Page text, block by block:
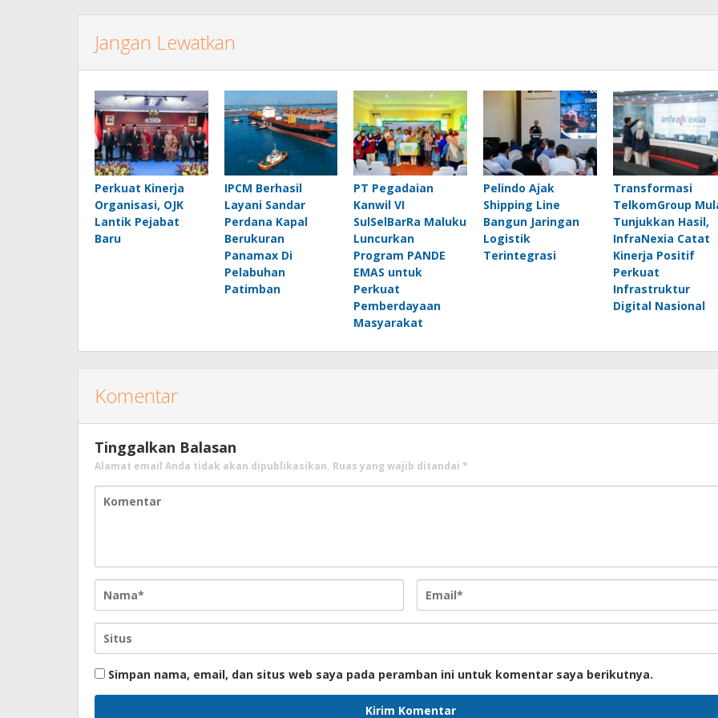
Jangan Lewatkan
Perkuat Kinerja
Organisasi, OJK
Lantik Pejabat
Baru
IPCM Berhasil
Layani Sandar
Perdana Kapal
Berukuran
Panamax Di
Pelabuhan
Patimban
PT Pegadaian
Kanwil VI
SulSelBarRa Maluku
Luncurkan
Program PANDE
EMAS untuk
Perkuat
Pemberdayaan
Masyarakat
Pelindo Ajak
Shipping Line
Bangun Jaringan
Logistik
Terintegrasi
Transformasi
TelkomGroup
Tunjukkan Hasil,
InfraNexia Catat
Kinerja Positif
Perkuat
Infrastruktur
Digital Nasional
Komentar
Tinggalkan Balasan
Alamat email Anda tidak akan dipublikasikan. Ruas yang wajib ditandai *
Simpan nama, email, dan situs web saya pada peramban ini untuk komentar saya berikutnya.